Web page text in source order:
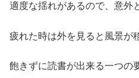
適度な揺れがあるので、意外
疲れた時は外を見ると風景が
飽きずに読書が出来る一つの